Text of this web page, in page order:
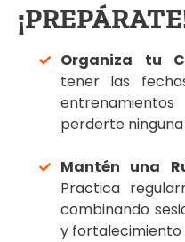
Organiza tu
tener las
perderte
Mantén una
Practica
combinando
y fortalecimiento